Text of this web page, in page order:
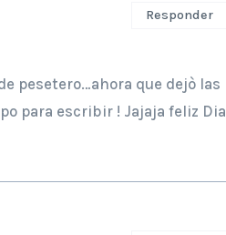
pesetero…ahora que dejò las
para escribir ! Jajaja feliz Dia
Responder